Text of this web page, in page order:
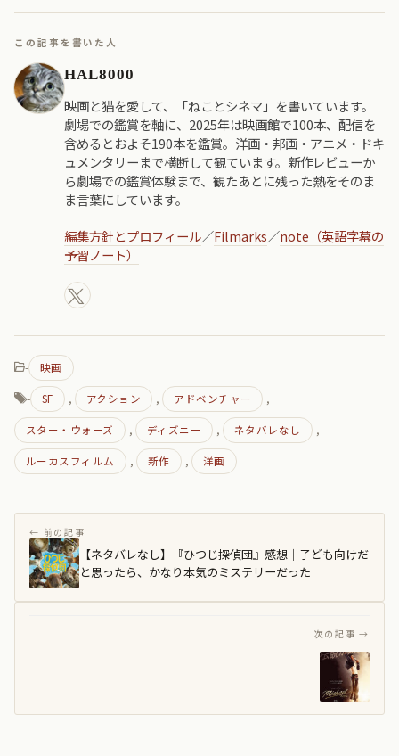
この記事を書いた人
HAL8000
映画と猫を愛して、「ねことシネマ」を書いています。
劇場での鑑賞を軸に、2025年は映画館で100本、配信を
含めるとおよそ190本を鑑賞。洋画・邦画・アニメ・ドキ
ュメンタリーまで横断して観ています。新作レビューか
ら劇場での鑑賞体験まで、観たあとに残った熱をそのま
ま言葉にしています。
編集方針とプロフィール／Filmarks／note（英語字幕の
予習ノート）
- 映画
- SF , アクション , アドベンチャー ,
スター・ウォーズ , ディズニー , ネタバレなし ,
ルーカスフィルム , 新作 , 洋画
【ネタバレなし】『ひつじ探偵団』感想｜子ども向けだ
と思ったら、かなり本気のミステリーだった
し】